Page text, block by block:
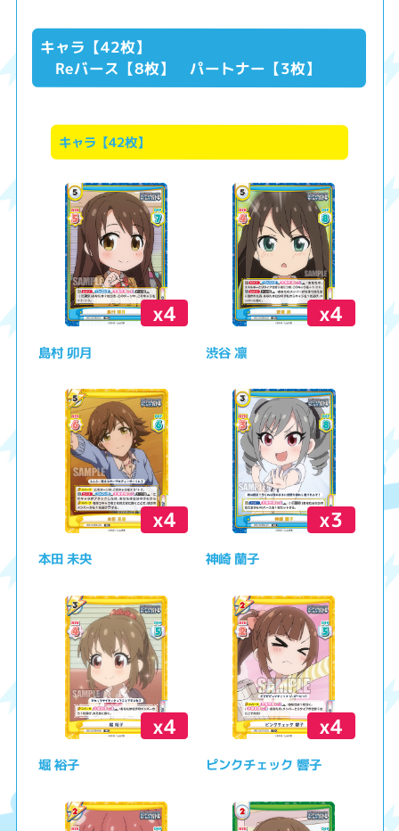
キャラ【42枚】
Reバース【8枚】 パートナー【3枚】
キャラ【42枚】
x4
島村 卯月
x4
渋谷 凛
x4
本田 未央
x3
神崎 蘭子
x4
堀 裕子
x4
ピンクチェック 響子